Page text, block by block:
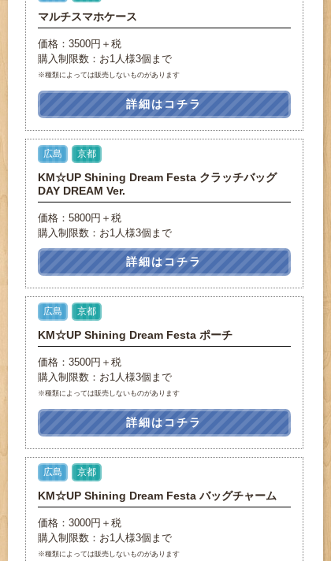
マルチスマホケース
価格：3500円＋税
購入制限数：お1人様3個まで
※種類によっては販売しないものがあります
詳細はコチラ
広島 京都
KM☆UP Shining Dream Festa クラッチバッグ
DAY DREAM Ver.
価格：5800円＋税
購入制限数：お1人様3個まで
詳細はコチラ
広島 京都
KM☆UP Shining Dream Festa ポーチ
価格：3500円＋税
購入制限数：お1人様3個まで
※種類によっては販売しないものがあります
詳細はコチラ
広島 京都
KM☆UP Shining Dream Festa バッグチャーム
価格：3000円＋税
購入制限数：お1人様3個まで
※種類によっては販売しないものがあります